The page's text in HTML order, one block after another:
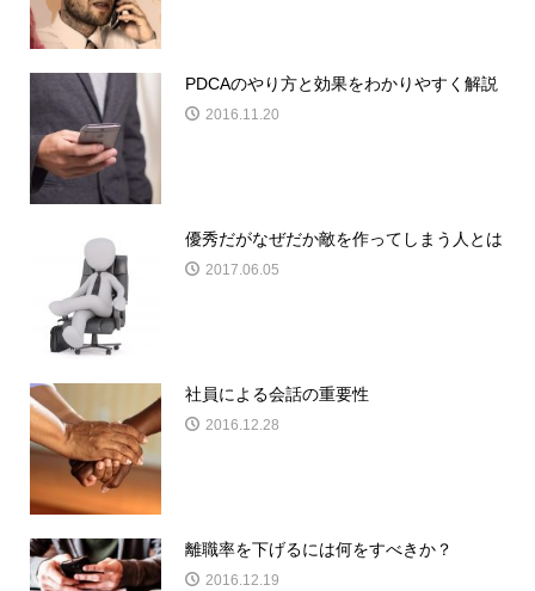
PDCAのやり方と効果をわかりやすく解説
2016.11.20
優秀だがなぜだか敵を作ってしまう人とは
2017.06.05
社員による会話の重要性
2016.12.28
離職率を下げるには何をすべきか？
2016.12.19